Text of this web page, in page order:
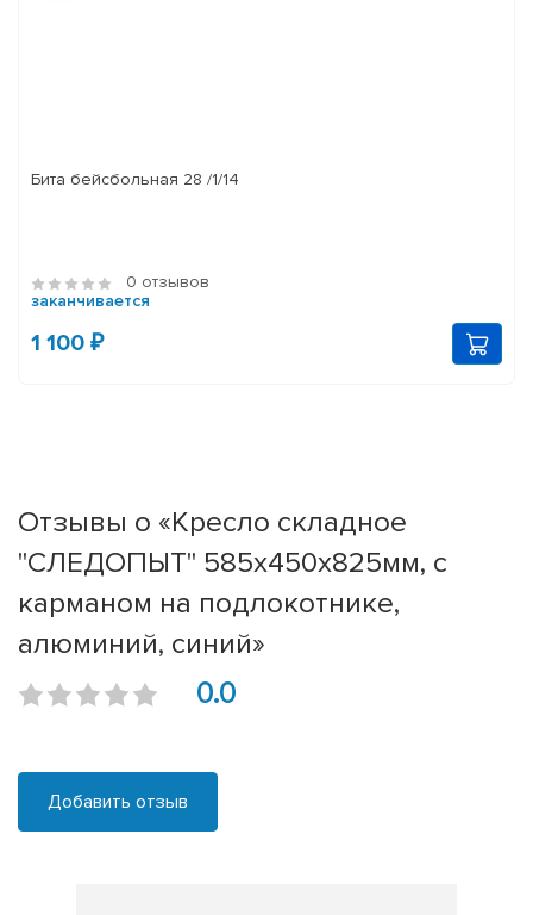
Бита бейсбольная 28 /1/14
0 отзывов
заканчивается
1 100 ₽
Отзывы о «Кресло складное
"СЛЕДОПЫТ" 585х450х825мм, с
карманом на подлокотнике,
алюминий, синий»
0.0
Добавить отзыв